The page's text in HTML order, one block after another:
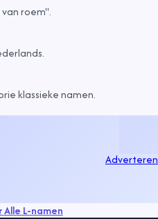
roem".
.
klassieke namen.
Adverteren
Alle L-namen